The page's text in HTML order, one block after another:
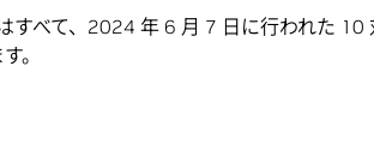
すべて、2024 年 6 月 7 日に行われた 10
。